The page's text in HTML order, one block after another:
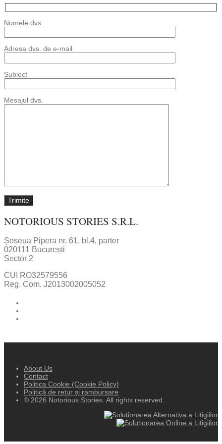
Numele dvs.
Adresa dvs. de e-mail
Subiect
Mesajul dvs.
NOTORIOUS STORIES S.R.L.
Șoseua Pipera nr. 61, bl.4, parter
020111 București
Sector 2
CUI RO32579556
Reg. Com. J2013002005052
About Us
Contact
Politica Cookie (Cookie Policy)
Politică de retur și rambursare
© 2026 Notorious Stories. All rights reserved.